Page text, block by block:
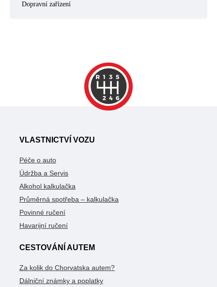
Dopravní zařízení
VLASTNICTVÍ VOZU
Péče o auto
Údržba a Servis
Alkohol kalkulačka
Průměrná spotřeba – kalkulačka
Povinné ručení
Havarijní ručení
CESTOVÁNÍ AUTEM
Za kolik do Chorvatska autem?
Dálniční známky a poplatky